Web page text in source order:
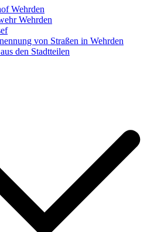
Wehrden
Wehrden
von Straßen in Wehrden
den Stadtteilen